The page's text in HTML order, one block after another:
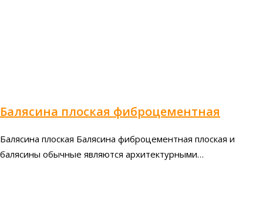
Балясина плоская фиброцементная
Балясина плоская Балясина фиброцементная плоская и
балясины обычные являются архитектурными…